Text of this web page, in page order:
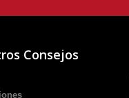
Consejos